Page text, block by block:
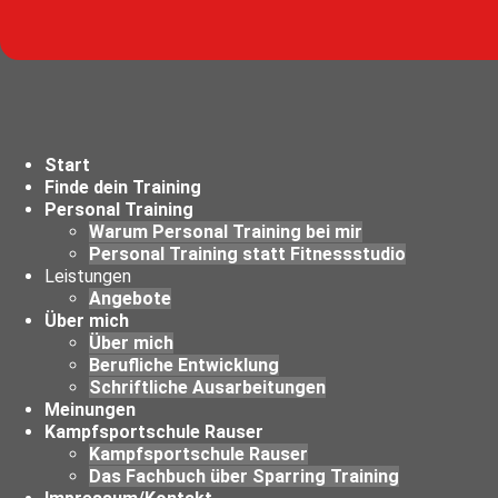
Start
Finde dein Training
Personal Training
Warum Personal Training bei mir
Personal Training statt Fitnessstudio
Leistungen
Angebote
Über mich
Über mich
Berufliche Entwicklung
Schriftliche Ausarbeitungen
Meinungen
Kampfsportschule Rauser
Kampfsportschule Rauser
Das Fachbuch über Sparring Training